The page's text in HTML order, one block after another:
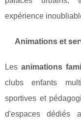
expérience
Animations et
Les animations
clubs enfants
sportives et
d'espaces dédiés